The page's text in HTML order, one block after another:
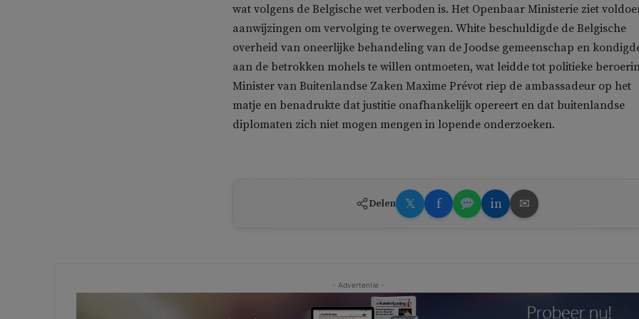
wat volgens de Belgische wet verboden is. Het Openbaar Ministerie ziet
aanwijzingen om vervolging te overwegen. White beschuldigde de Belgische
overheid van oneerlijke behandeling van de Joodse gemeenschap en
aan de betrokken mohels te willen ontmoeten, wat leidde tot politieke
Minister van Buitenlandse Zaken Maxime Prévot riep de ambassadeur op het
matje en benadrukte dat justitie onafhankelijk opereert en dat buitenlandse
diplomaten zich niet mogen mengen in lopende onderzoeken.
Delen 𝕏 f in ✉
- Advertentie -